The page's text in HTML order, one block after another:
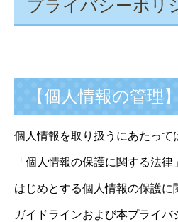
プライバシーポリ
【個人情報の管理】
個人情報を取り扱うにあたって
「個人情報の保護に関する法律
はじめとする個人情報の保護に
ガイドラインおよび本プライバ